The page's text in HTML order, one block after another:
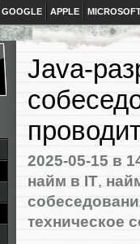
GOOGLE APPLE
Java-
2025-05-15 в
найм в IT,
техническое